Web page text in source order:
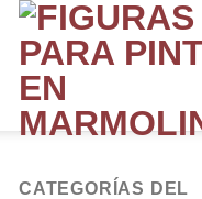
CATEGORÍAS DEL